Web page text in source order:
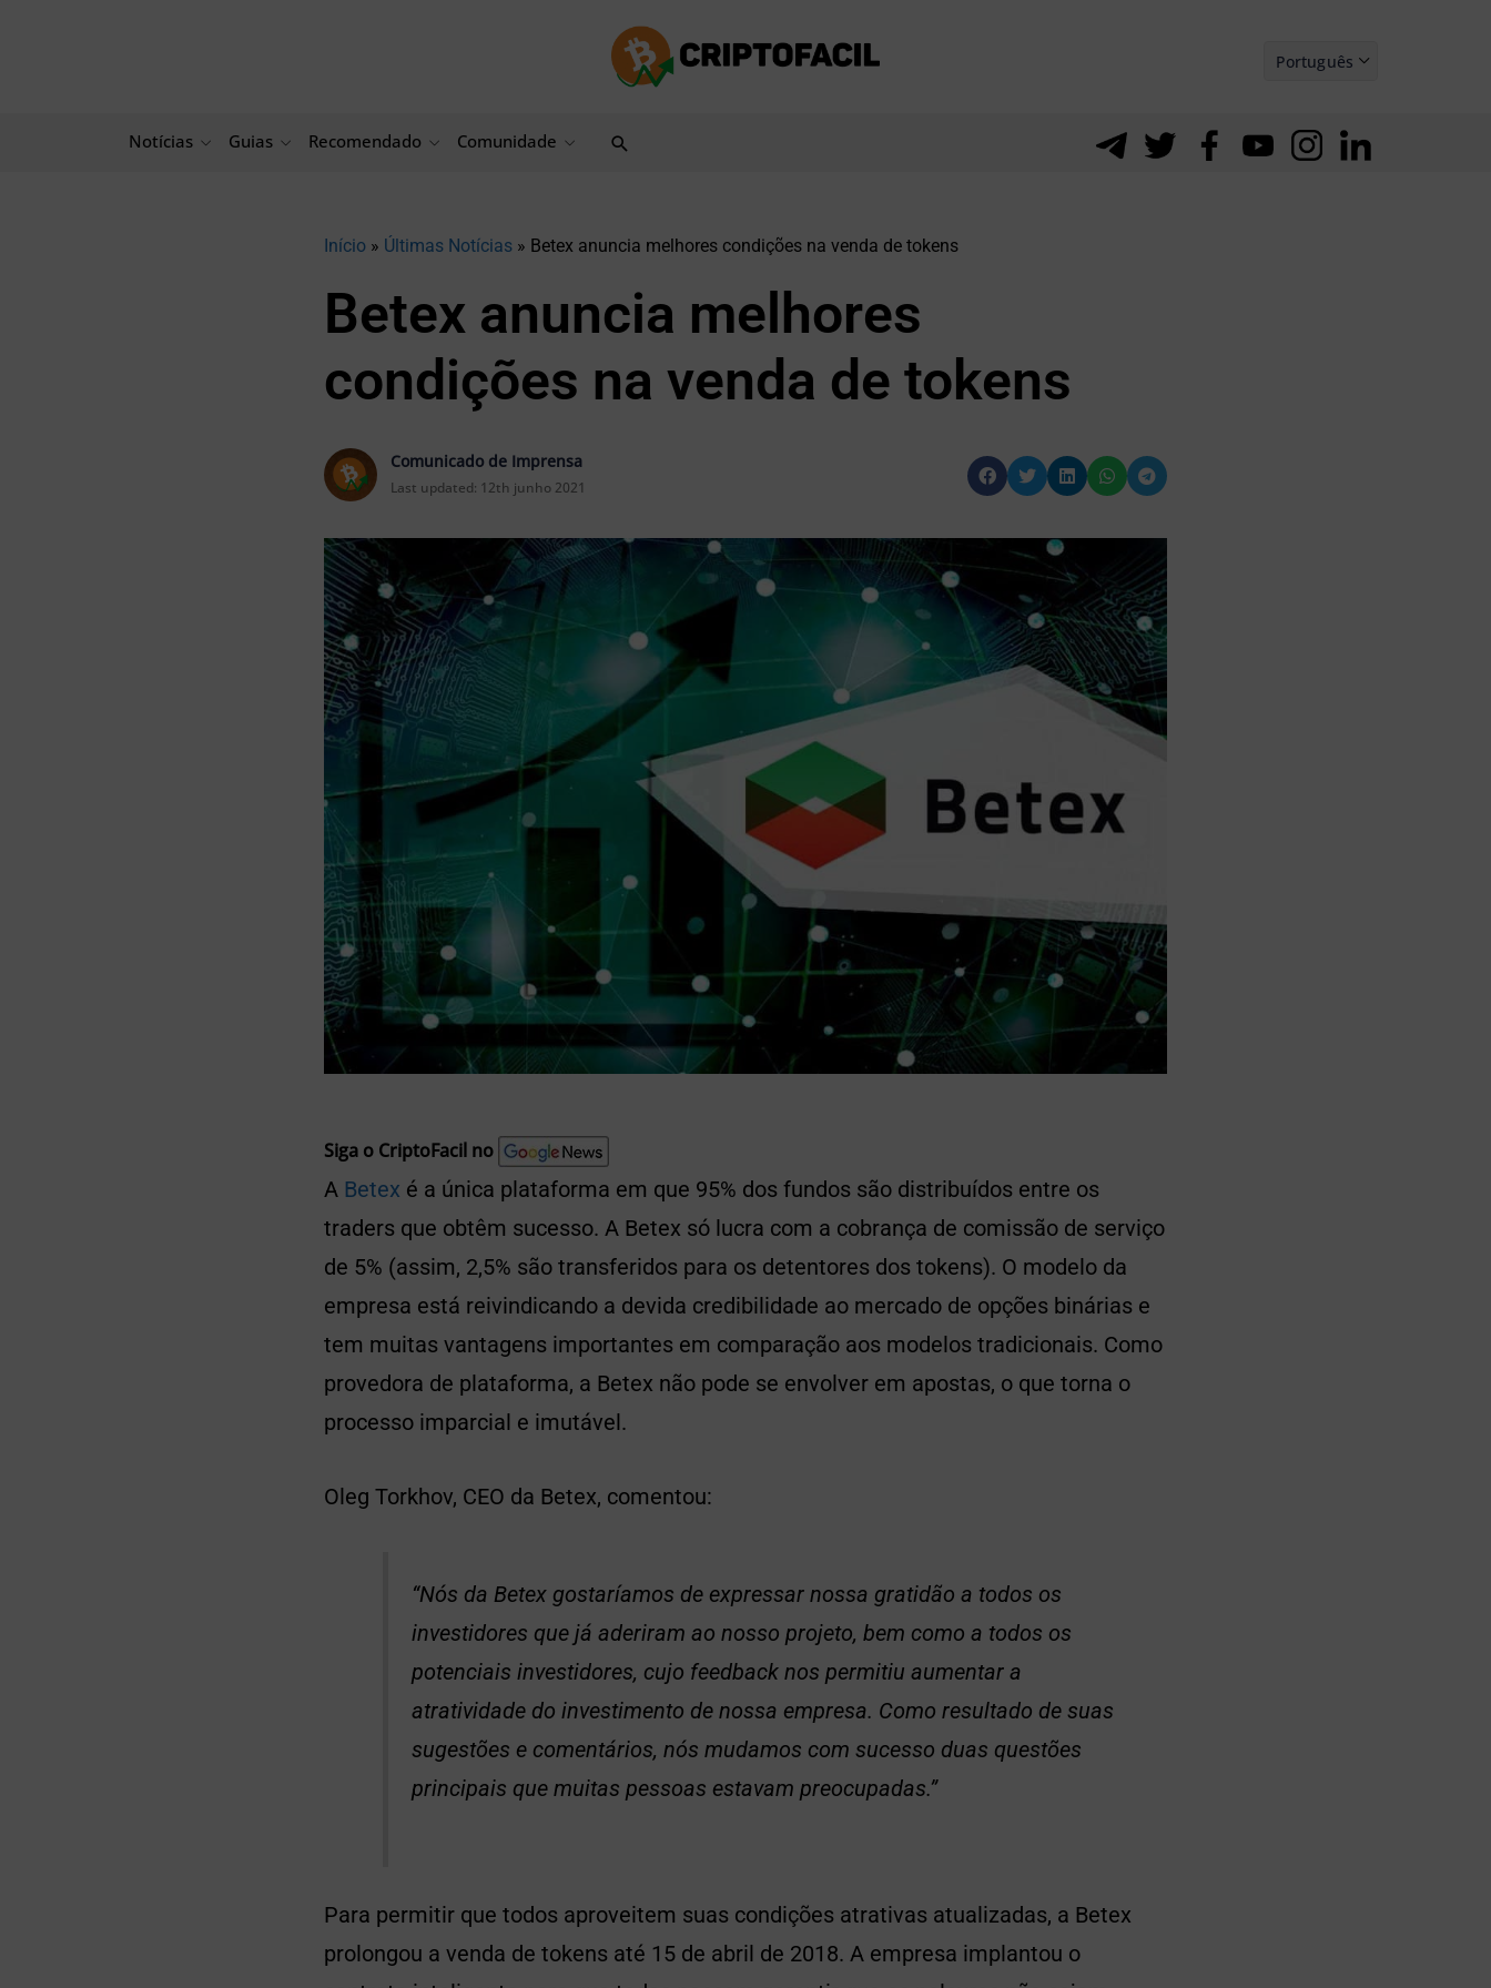
Português
Notícias Guias Recomendado Comunidade Pesquisar
Início » Últimas Notícias » Betex anuncia melhores condições na venda de tokens
Betex anuncia melhores
condições na venda de tokens
Comunicado de Imprensa
Last updated: 12th junho 2021
Siga o CriptoFacil no
A Betex é a única plataforma em que 95% dos fundos são distribuídos entre os
traders que obtêm sucesso. A Betex só lucra com a cobrança de comissão de serviço
de 5% (assim, 2,5% são transferidos para os detentores dos tokens). O modelo da
empresa está reivindicando a devida credibilidade ao mercado de opções binárias e
tem muitas vantagens importantes em comparação aos modelos tradicionais. Como
provedora de plataforma, a Betex não pode se envolver em apostas, o que torna o
processo imparcial e imutável.
Oleg Torkhov, CEO da Betex, comentou:
“Nós da Betex gostaríamos de expressar nossa gratidão a todos os
investidores que já aderiram ao nosso projeto, bem como a todos os
potenciais investidores, cujo feedback nos permitiu aumentar a
atratividade do investimento de nossa empresa. Como resultado de suas
sugestões e comentários, nós mudamos com sucesso duas questões
principais que muitas pessoas estavam preocupadas.”
Para permitir que todos aproveitem suas condições atrativas atualizadas, a Betex
prolongou a venda de tokens até 15 de abril de 2018. A empresa implantou o